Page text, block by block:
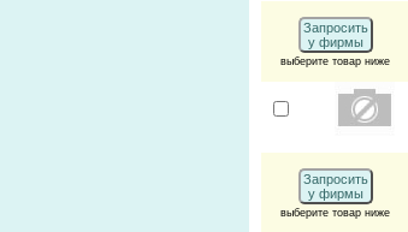
Запросить
у фирмы
выберите товар ниже
Запросить
у фирмы
выберите товар ниже